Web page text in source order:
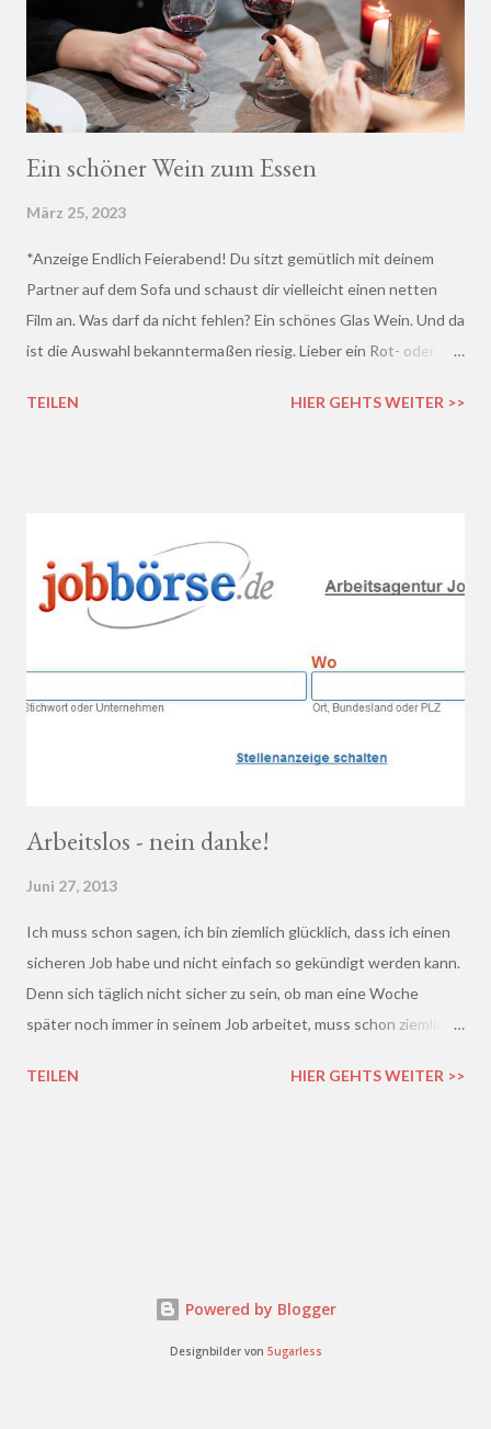
Ein schöner Wein zum Essen
März 25, 2023
*Anzeige Endlich Feierabend! Du sitzt gemütlich mit deinem
Partner auf dem Sofa und schaust dir vielleicht einen netten
Film an. Was darf da nicht fehlen? Ein schönes Glas Wein. Und da
ist die Auswahl bekanntermaßen riesig. Lieber ein Rot- oder
lieblich? Du hast die Qual der Wahl :D Wenn du so wie ich kaum
TEILEN HIER GEHTS WEITER >>
Arbeitslos - nein danke!
Juni 27, 2013
Ich muss schon sagen, ich bin ziemlich glücklich, dass ich einen
sicheren Job habe und nicht einfach so gekündigt werden kann.
Denn sich täglich nicht sicher zu sein, ob man eine Woche
später noch immer in seinem Job arbeitet, muss schon ziemlich
derzeitigen Situation kommt es ja leider gar nicht so wenig vor,
TEILEN HIER GEHTS WEITER >>
Powered by Blogger
Designbilder von 5ugarless